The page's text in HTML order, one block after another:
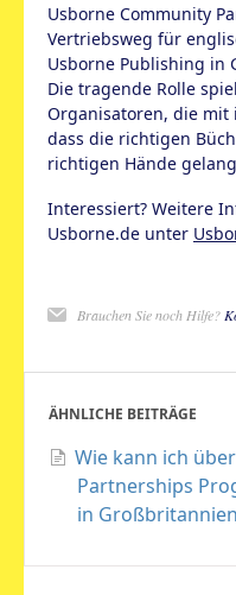
Usborne Community
Vertriebsweg für
Usborne Publishing in
Die tragende Rolle
Organisatoren, die mit
dass die richtigen
richtigen Hände
Interessiert? Weitere
Usborne.de unter
Brauchen Sie noch Hilfe?
ÄHNLICHE BEITRÄGE
Wie kann ich
Partnerships
in